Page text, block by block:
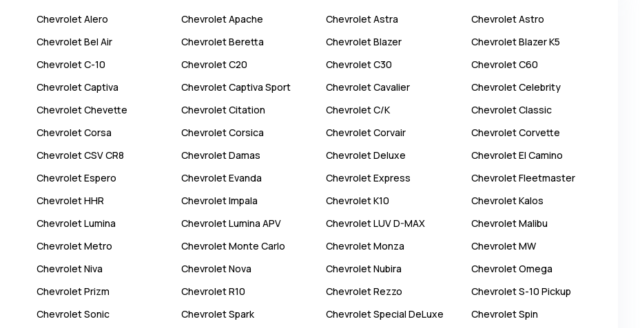
ChevroletAlero ChevroletApache ChevroletAstra ChevroletAstro
ChevroletBel Air ChevroletBeretta ChevroletBlazer ChevroletBlazer K5
ChevroletC-10 ChevroletC20 ChevroletC30 ChevroletC60
ChevroletCaptiva ChevroletCaptiva Sport ChevroletCavalier ChevroletCelebrity
ChevroletChevette ChevroletCitation ChevroletC/K ChevroletClassic
ChevroletCorsa ChevroletCorsica ChevroletCorvair ChevroletCorvette
ChevroletCSV CR8 ChevroletDamas ChevroletDeluxe ChevroletEl Camino
ChevroletEspero ChevroletEvanda ChevroletExpress ChevroletFleetmaster
ChevroletHHR ChevroletImpala ChevroletK10 ChevroletKalos
ChevroletLumina ChevroletLumina APV ChevroletLUV D-MAX ChevroletMalibu
ChevroletMetro ChevroletMonte Carlo ChevroletMonza ChevroletMW
ChevroletNiva ChevroletNova ChevroletNubira ChevroletOmega
ChevroletPrizm ChevroletR10 ChevroletRezzo ChevroletS-10 Pickup
ChevroletSonic ChevroletSpark ChevroletSpecial DeLuxe ChevroletSpin